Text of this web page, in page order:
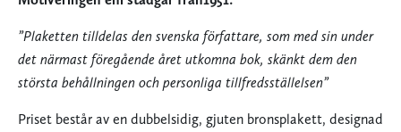
”Plaketten tilldelas den svenska författare, som med sin under
det närmast föregående året utkomna bok, skänkt dem den
största behållningen och personliga tillfredsställelsen”
Priset består av en dubbelsidig, gjuten bronsplakett, designad